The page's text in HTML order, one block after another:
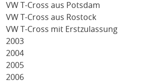
VW T-Cross aus Potsdam
VW T-Cross aus Rostock
VW T-Cross mit Erstzulassung
2003
2004
2005
2006